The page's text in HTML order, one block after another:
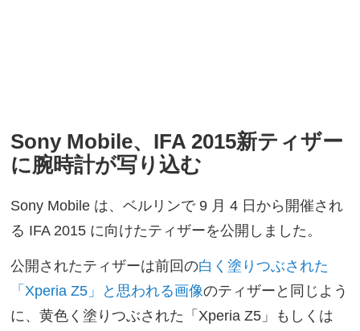
Sony Mobile、IFA 2015新ティザー
に腕時計が写り込む
Sony Mobile は、ベルリンで 9 月 4 日から開催され
る IFA 2015 に向けたティザーを公開しました。
公開されたティザーは前回の白く塗りつぶされた
「Xperia Z5」と思われる画像のティザーと同じよう
に、黄色く塗りつぶされた「Xperia Z5」もしくは